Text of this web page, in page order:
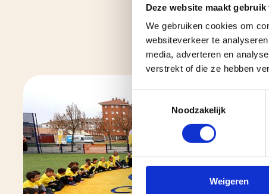
Deze website maakt
We gebruiken cookies om
websiteverkeer te
media, adverteren en
verstrekt of die ze hebben
Noodzakelijk
Weigeren